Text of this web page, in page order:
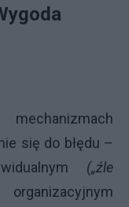
się do błędu –
(„źle